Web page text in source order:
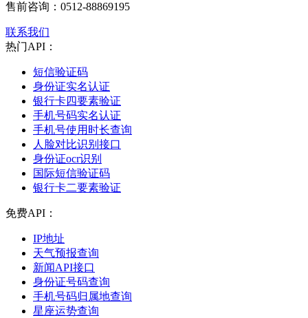
售前咨询： 0512-88869195
联系我们
热门API：
短信验证码
身份证实名认证
银行卡四要素验证
手机号码实名认证
手机号使用时长查询
人脸对比识别接口
身份证ocr识别
国际短信验证码
银行卡二要素验证
免费API：
IP地址
天气预报查询
新闻API接口
身份证号码查询
手机号码归属地查询
星座运势查询